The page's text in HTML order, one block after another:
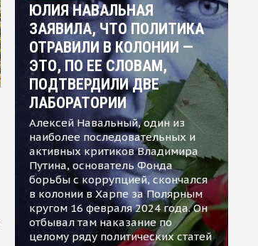
ЮЛИЯ НАВАЛЬНАЯ
ЗАЯВИЛА, ЧТО ПОЛИТИКА
ОТРАВИЛИ В КОЛОНИИ —
ЭТО, ПО ЕЕ СЛОВАМ,
ПОДТВЕРДИЛИ ДВЕ
ЛАБОРАТОРИИ
Алексей Навальный, один из
наиболее последовательных и
активных критиков Владимира
Путина, основатель Фонда
борьбы с коррупцией, скончался
в колонии в Харпе за Полярным
кругом 16 февраля 2024 года. Он
отбывал там наказание по
целому ряду политических статей